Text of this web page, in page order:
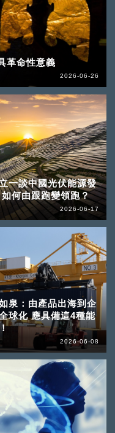
革命性意義
2026-06-26
一談中國光伏能源發
何由跟跑變領跑？
2026-06-17
泉：由產品出海到企
球化 應具備這4種能
2026-06-08